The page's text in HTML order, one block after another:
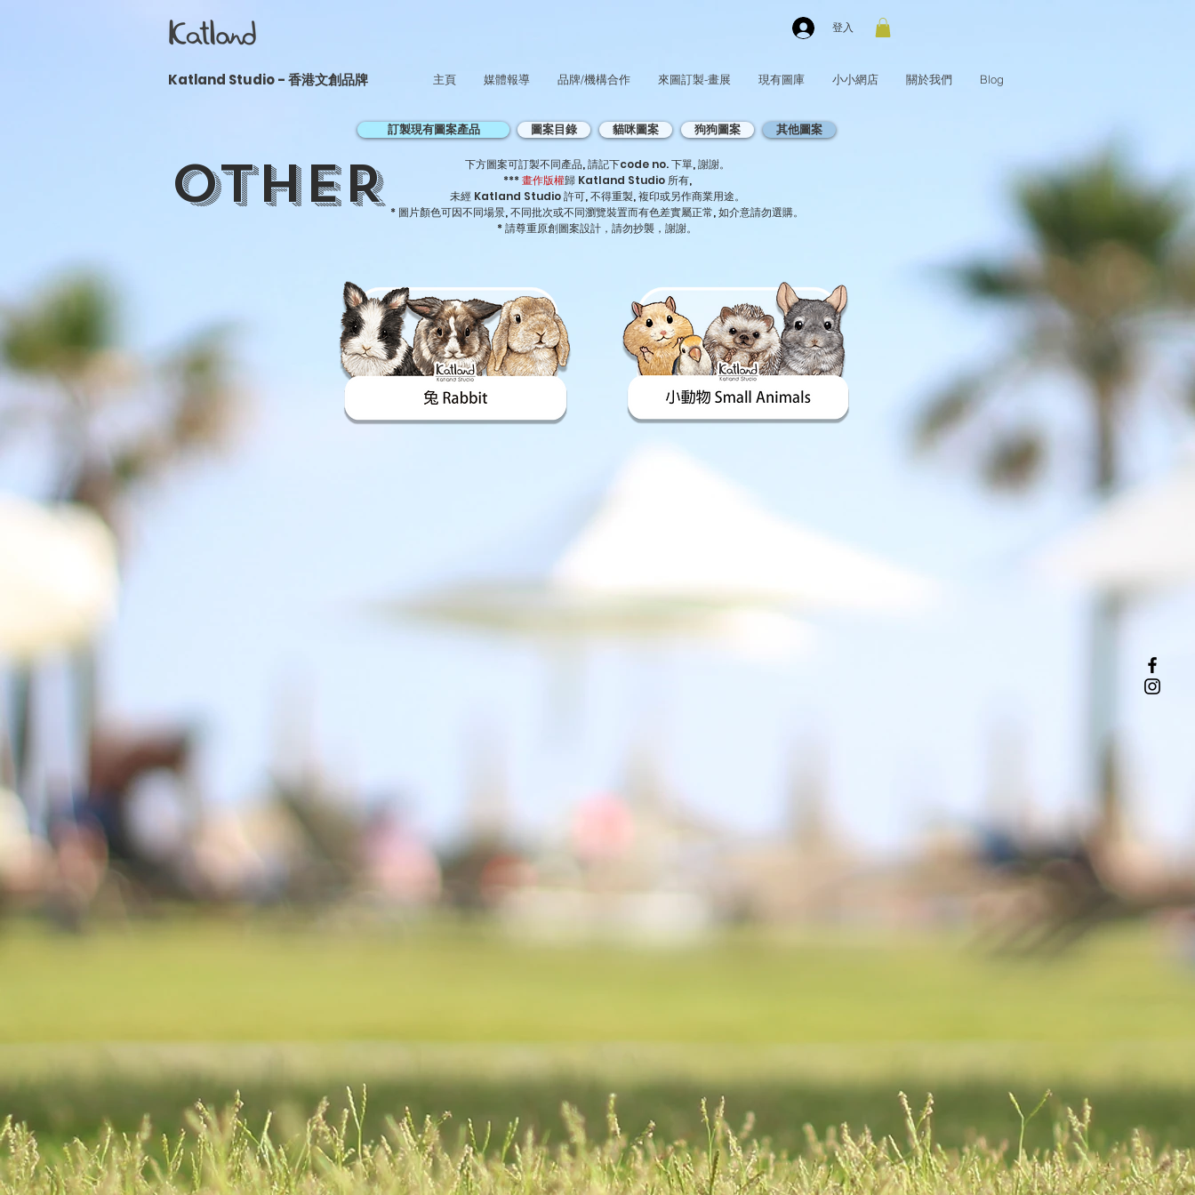
登入
​Katland Studio - 香港文創品牌 主頁 媒體報導 品牌/機構合作 來圖訂製-畫展 現有圖庫 小小網店 關於我們 Blog
訂製現有圖案產品 圖案目錄 貓咪圖案 狗狗圖案 其他圖案
OTHER
下方圖案可訂製不同產品, 請記下code no. 下單, 謝謝。
***畫作版權歸 Katland Studio 所有,
未經 Katland Studio 許可, 不得重製, 複印或另作商業用途。
* 圖片顏色可因不同場景, 不同批次或不同瀏覽裝置而有色差實屬正常, 如介意請勿選購。
* 請尊重原創圖案設計，請勿抄襲，謝謝。